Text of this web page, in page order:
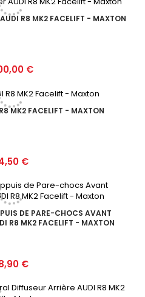
R8 MK2 FACELIFT - MAXTON
€
MK2 FACELIFT - MAXTON
€
DE PARE-CHOCS AVANT
R8 MK2 FACELIFT - MAXTON
€